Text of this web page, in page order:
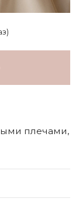
плечами,